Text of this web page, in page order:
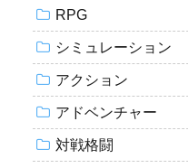
RPG
シミュレーション
アクション
アドベンチャー
対戦格闘